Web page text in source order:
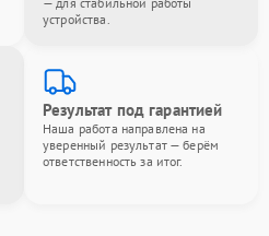
устройства.
Результат под гарантией
Наша работа направлена на
уверенный результат — берём
ответственность за итог.